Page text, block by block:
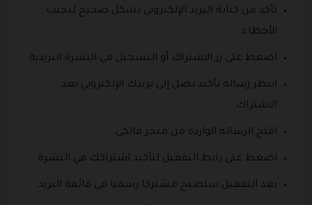
تأكد من كتابة البريد الإلكتروني بشكل صحيح لتجنب
الأخطاء.
اضغط على زر الاشتراك أو التسجيل في النشرة البريدية.
انتظر رسالة تأكيد تصل إلى بريدك الإلكتروني بعد
الاشتراك.
افتح الرسالة الواردة من متجر فالكي.
اضغط على رابط التفعيل لتأكيد اشتراكك في النشرة.
بعد التفعيل ستصبح مشتركا رسميا في قائمة البريد.